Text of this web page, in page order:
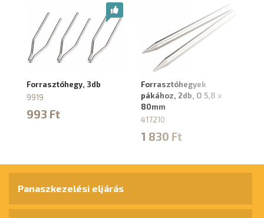
Forrasztóhegy, 3db
9919
993 Ft
Forrasztóhegyek
pákához, 2db, O 5,8 x
80mm
417210
1 830 Ft
Panaszkezelési eljárás